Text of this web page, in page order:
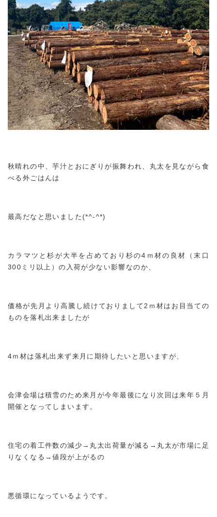
秋晴れの中、芋汁とおにぎりが振舞われ、丸太を見ながら食
べる外ごはんは
最高だなと思いました(*^-^*)
カラマツと杉が大半を占めており杉の4ｍ材の良材（末口
300ミリ以上）の入荷が少ない影響なのか、
価格が先月より高騰し続けておりまして2ｍ材はお目当ての
ものを落札出来ましたが
4ｍ材は落札出来ず来月に期待したいと思いますが、
会津会場は積雪のため来月が今年最後になり次回は来年５月
開催となってしまいます。
住宅の着工件数の減少→丸太出荷量が減る→丸太が市場に足
りなくなる→値段が上がるの
悪循環になっているようです。